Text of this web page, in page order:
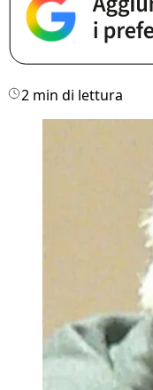
2 min di lettura